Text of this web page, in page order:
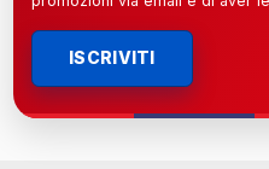
ISCRIVITI